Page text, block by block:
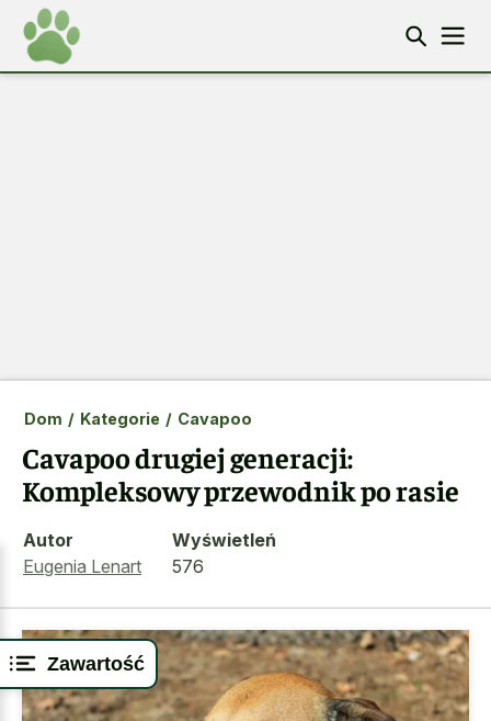
Zawartość
Dom / Kategorie / Cavapoo
Cavapoo drugiej generacji:
Kompleksowy przewodnik po rasie
Autor
Eugenia Lenart
Wyświetleń
576